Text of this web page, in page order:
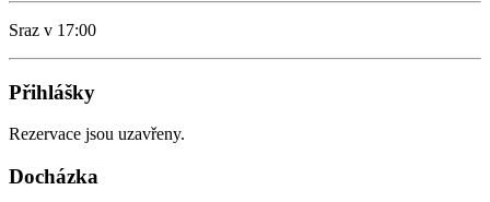
Sraz v 17:00
Přihlášky
Rezervace jsou uzavřeny.
Docházka